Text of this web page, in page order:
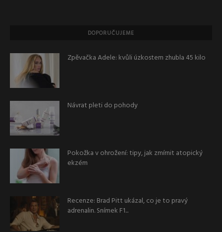
DOPORUČUJEME
Zpěvačka Adele: kvůli úzkostem zhubla 45 kilo
Návrat pleti do pohody
Pokožka v ohrožení: tipy, jak zmírnit atopický
ekzém
Recenze: Brad Pitt ukázal, co je to pravý
adrenalin. Snímek F1...